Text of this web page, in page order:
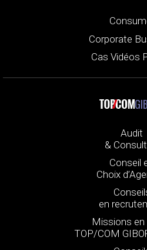
Corporate
Cas Vidéos
Audit
&
Conseil
Choix
en
Missions en
TOP/COM